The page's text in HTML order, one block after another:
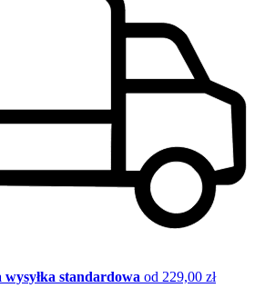
standardowa od 229,00 zł